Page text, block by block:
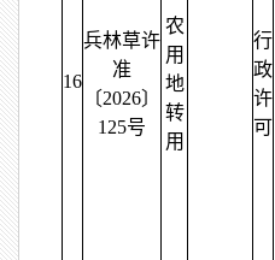
16
兵林草许
准
〔2026〕
125号
农
用
地
转
用
行
政
许
可